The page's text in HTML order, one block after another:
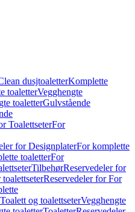
dusjtoaletterKomplette
toaletterVegghengte
toaletterGulvstående
ToalettseterFor
for DesignplaterFor komplette
toaletterFor
TilbehørReservedeler for
toalettseterReservedeler for For
Toalett og toalettseterVegghengte